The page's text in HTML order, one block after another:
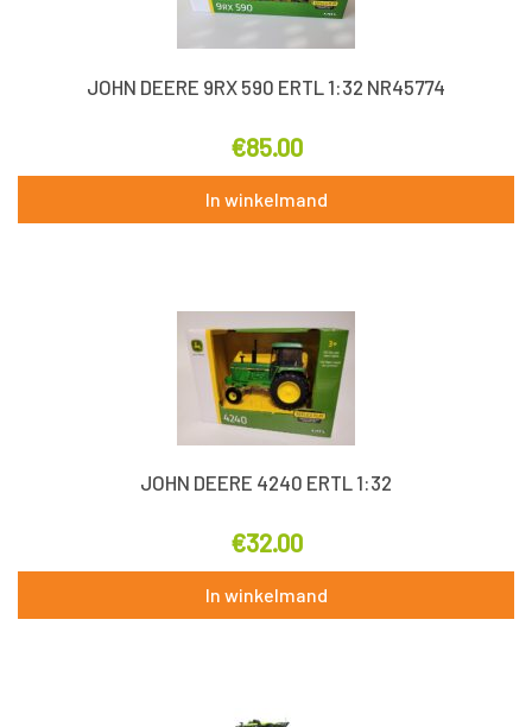
JOHN DEERE 9RX 590 ERTL 1:32 NR45774
€85.00
In winkelmand
JOHN DEERE 4240 ERTL 1:32
€32.00
In winkelmand